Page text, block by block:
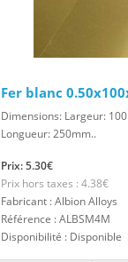
Fer blanc
Dimensions: Largeur:
Longueur: 250mm..
Prix: 5.30€
Prix hors taxes : 4.38€
Fabricant : Albion Alloys
Référence : ALBSM4M
Disponibilité : Disponible